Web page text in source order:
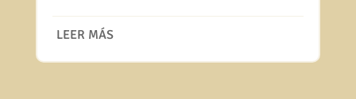
LEER MÁS